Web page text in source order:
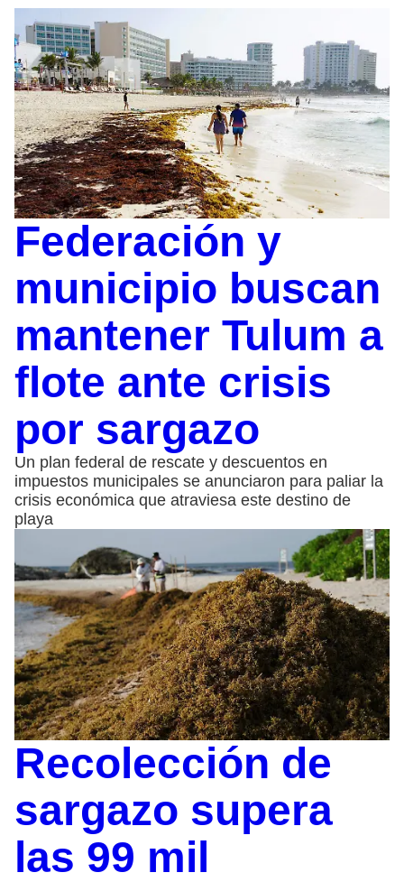
Federación y
municipio buscan
mantener Tulum a
flote ante crisis
por sargazo
Un plan federal de rescate y descuentos en
impuestos municipales se anunciaron para paliar la
crisis económica que atraviesa este destino de
playa
Recolección de
sargazo supera
las 99 mil